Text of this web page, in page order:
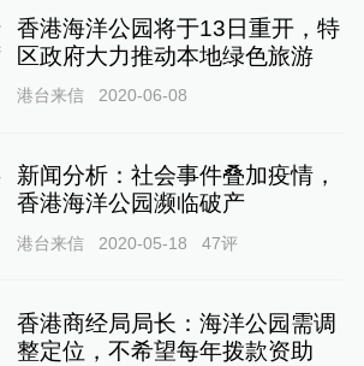
香港海洋公园将于13日重开，特
区政府大力推动本地绿色旅游
港台来信 2020-06-08
新闻分析：社会事件叠加疫情，
香港海洋公园濒临破产
港台来信 2020-05-18 47评
香港商经局局长：海洋公园需调
整定位，不希望每年拨款资助